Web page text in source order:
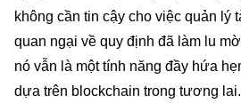
không cần tin cậy cho việc quản lý
quan ngại về quy định đã làm lu
nó vẫn là một tính năng đầy hứa
dựa trên blockchain trong tương lai.